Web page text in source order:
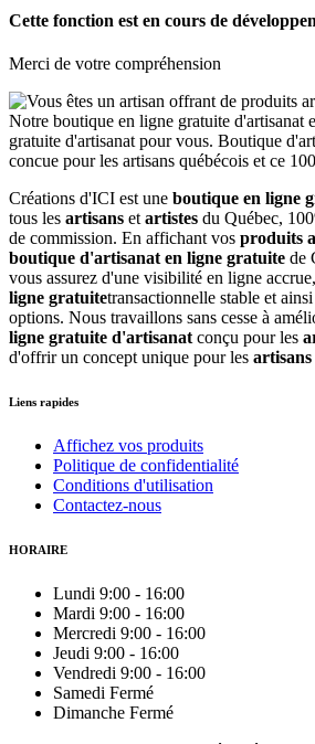
Cette fonction est en cours de
Merci de votre compréhension
Créations d'ICI est une boutique en ligne
tous les artisans et artistes du Québec,
de commission. En affichant vos produits
boutique d'artisanat en ligne gratuite de
vous assurez d'une visibilité en ligne
ligne gratuitetransactionnelle stable et
options. Nous travaillons sans cesse à
ligne gratuite d'artisanat conçu pour les
d'offrir un concept unique pour les artisans
Liens rapides
Affichez vos produits
Politique de confidentialité
Conditions d'utilisation
Contactez-nous
HORAIRE
Lundi 9:00 - 16:00
Mardi 9:00 - 16:00
Mercredi 9:00 - 16:00
Jeudi 9:00 - 16:00
Vendredi 9:00 - 16:00
Samedi Fermé
Dimanche Fermé